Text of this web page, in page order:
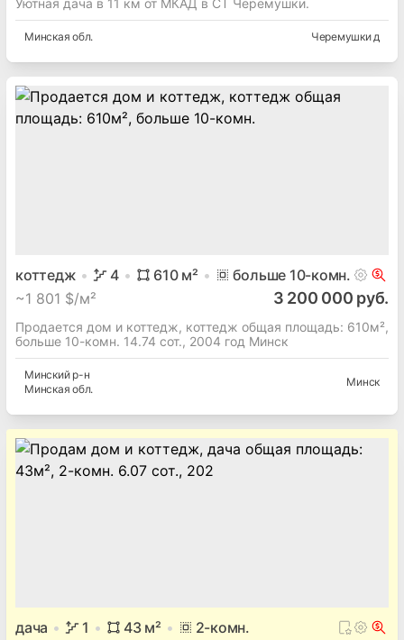
Уютная дача в 11 км от МКАД в СТ Черемушки.
Минская обл. Черемушки д
коттедж 4 610м² больше 10-комн.
~1 801 $/м² 3 200 000 руб.
Продается дом и коттедж, коттедж общая площадь: 610м²,
больше 10-комн. 14.74 сот., 2004 год Минск
Минскийр-н
Минская обл.
Минск
дача 1 43м² 2-комн.